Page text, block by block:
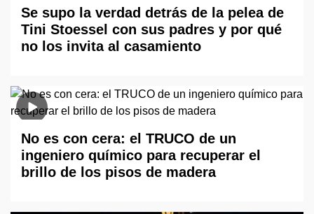
Se supo la verdad detrás de la pelea de
Tini Stoessel con sus padres y por qué
no los invita al casamiento
No es con cera: el TRUCO de un
ingeniero químico para recuperar el
brillo de los pisos de madera